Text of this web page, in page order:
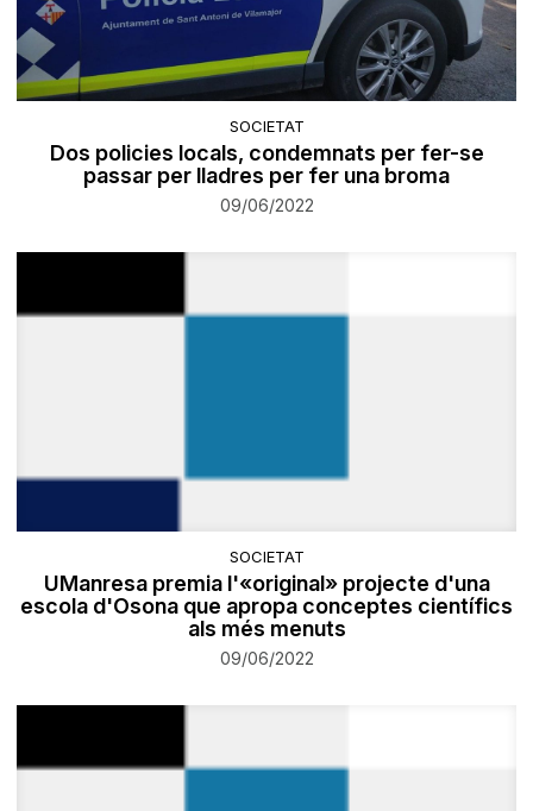
SOCIETAT
Dos policies locals, condemnats per fer-se
passar per lladres per fer una broma
09/06/2022
SOCIETAT
UManresa premia l'«original» projecte d'una
escola d'Osona que apropa conceptes científics
als més menuts
09/06/2022